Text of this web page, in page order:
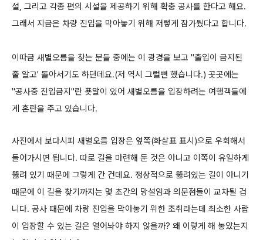
설, 그리고 각종 편의 시설을 제공하기 위해 확충 공사를 한다고 해요.
그래서 지금은 차량 진입을 막아놓기 위해 저렇게 잠가뒀다고 합니다.
이따금 새별오름을 찾는 분들 중에는 이 광경을 보고 "출입이 금지된
줄 알고' 돌아서기도 하던데요.(저 역시 그럴뻔 했습니다.) 곳곳에는
"공사중 진입금지"란 푯말이 있어 새별오름을 입장하려는 여행객들에
게 혼란을 주고 있습니다.
사진에서 보다시피 새별오름 입장은 옆쪽(화살표 표시)으로 우회해서
들어가시면 됩니다. 따로 길을 마련해 둔 것은 아니고 이쪽이 유일하게
뚫려 있기 때문에 그렇게 간 건데요. 정상적으로 뚫려있는 길이 아니기
때문에 이 길을 찾기까지는 몇 초간의 망설임과 의문점들이 교차될 겁
니다. 공사 때문에 차량 진입을 막아놓기 위한 조취라는데 최소한 사람
이 입장할 수 있는 길은 열어놔야 하지 않을까? 왜 이렇게 해 놓았는지